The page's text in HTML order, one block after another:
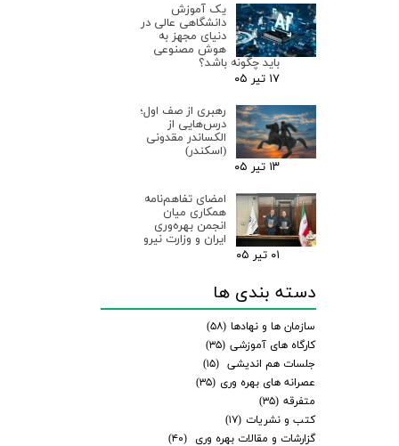
یک آموزش
دانشگاهی عالی در
دنیای مجهز به
هوش مصنوعی
باید چگونه باشد؟
۱۷ تیر ۰۵
رهبری از صف اول؛
درس‌هایی از
الکساندر مقدونی
(اسکندر)
۱۳ تیر ۰۵
امضای تفاهم‌نامه
همکاری میان
انجمن بهره‌وری
ایران و وزارت نیرو
۰۱ تیر ۰۵
دسته بندی ها
سازمان ها و نهادها (۵۸)
کارگاه های آموزشی (۳۵)
جلسات هم اندیشی (۱۵)
عصرانه های بهره وری (۳۵)
متفرقه (۳۵)
کتب و نشریات (۱۷)
گزارشات و مقالات بهره وری
(۴۰)